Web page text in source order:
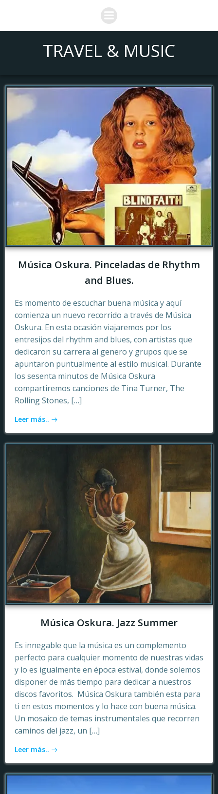
Saltar
al
contenido
TRAVEL & MUSIC
Música Oskura. Pinceladas de Rhythm
and Blues.
Es momento de escuchar buena música y aquí
comienza un nuevo recorrido a través de Música
Oskura. En esta ocasión viajaremos por los
entresijos del rhythm and blues, con artistas que
dedicaron su carrera al genero y grupos que se
apuntaron puntualmente al estilo musical. Durante
los sesenta minutos de Música Oskura
compartiremos canciones de Tina Turner, The
Rolling Stones, […]
Leer más..
Música Oskura. Jazz Summer
Es innegable que la música es un complemento
perfecto para cualquier momento de nuestras vidas
y lo es igualmente en época estival, donde solemos
disponer de más tiempo para dedicar a nuestros
discos favoritos. Música Oskura también esta para
ti en estos momentos y lo hace con buena música.
Un mosaico de temas instrumentales que recorren
caminos del jazz, un […]
Leer más..